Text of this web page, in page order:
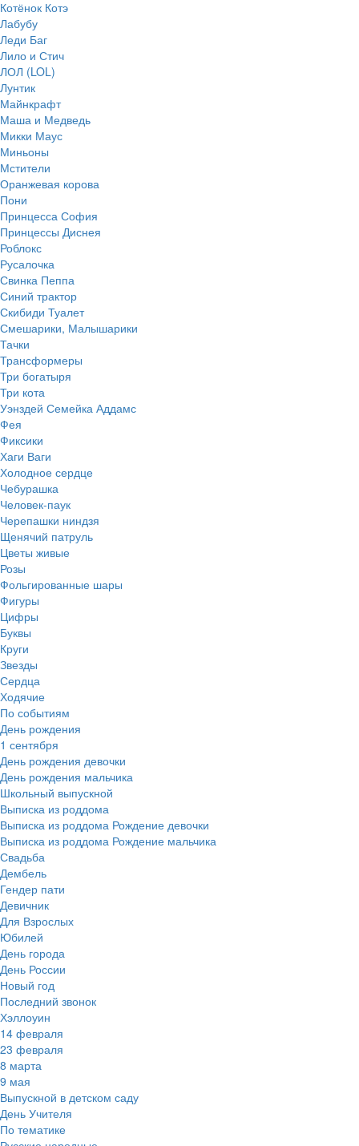
Котёнок Котэ
Лабубу
Леди Баг
Лило и Стич
ЛОЛ (LOL)
Лунтик
Майнкрафт
Маша и Медведь
Микки Маус
Миньоны
Мстители
Оранжевая корова
Пони
Принцесса София
Принцессы Диснея
Роблокс
Русалочка
Свинка Пеппа
Синий трактор
Скибиди Туалет
Смешарики, Малышарики
Тачки
Трансформеры
Три богатыря
Три кота
Уэнздей Семейка Аддамс
Фея
Фиксики
Хаги Ваги
Холодное сердце
Чебурашка
Человек-паук
Черепашки ниндзя
Щенячий патруль
Цветы живые
Розы
Фольгированные шары
Фигуры
Цифры
Буквы
Круги
Звезды
Сердца
Ходячие
По событиям
День рождения
1 сентября
День рождения девочки
День рождения мальчика
Школьный выпускной
Выписка из роддома
Выписка из роддома Рождение девочки
Выписка из роддома Рождение мальчика
Свадьба
Дембель
Гендер пати
Девичник
Для Взрослых
Юбилей
День города
День России
Новый год
Последний звонок
Хэллоуин
14 февраля
23 февраля
8 марта
9 мая
Выпускной в детском саду
День Учителя
По тематике